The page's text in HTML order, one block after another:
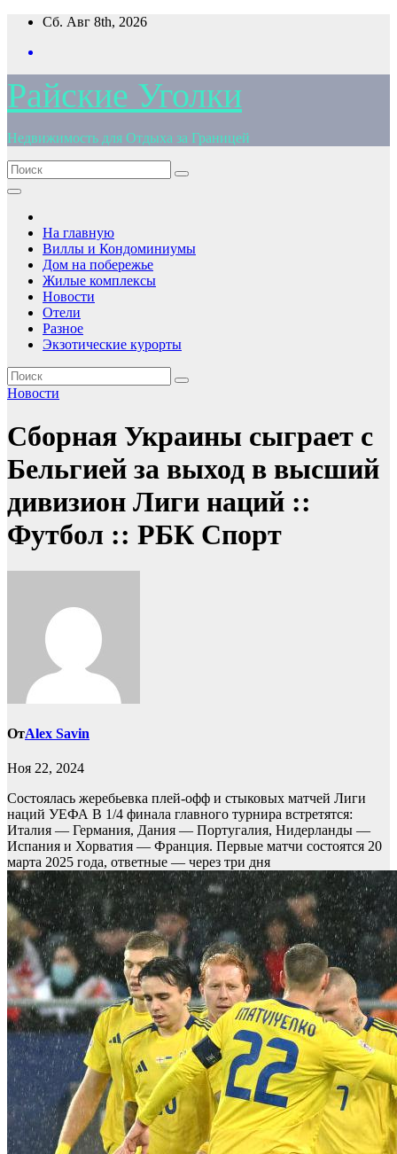
Перейти
содержимому
Сб. Авг 8th, 2026
Райские Уголки
Недвижимость для Отдыха за Границей
На главную
Виллы и Кондоминиумы
Дом на побережье
Жилые комплексы
Новости
Отели
Разное
Экзотические курорты
Новости
Сборная Украины сыграет с
Бельгией за выход в высший
дивизион Лиги наций ::
Футбол :: РБК Спорт
ОтAlex Savin
Ноя 22, 2024
Состоялась жеребьевка плей-офф и стыковых матчей Лиги
наций УЕФА В 1/4 финала главного турнира встретятся:
Италия — Германия, Дания — Португалия, Нидерланды —
Испания и Хорватия — Франция. Первые матчи состоятся 20
марта 2025 года, ответные — через три дня